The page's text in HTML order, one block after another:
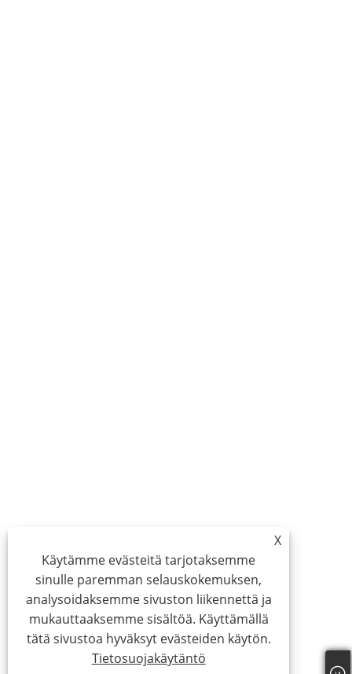
X
Käytämme evästeitä tarjotaksemme
sinulle paremman selauskokemuksen,
analysoidaksemme sivuston liikennettä ja
mukauttaaksemme sisältöä. Käyttämällä
tätä sivustoa hyväksyt evästeiden käytön.
Tietosuojakäytäntö